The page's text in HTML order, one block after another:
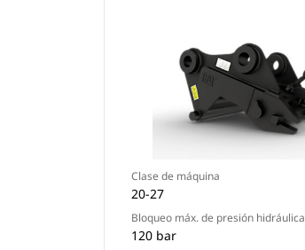
Clase de máquina
20-27
Bloqueo máx. de presión hidráulica
120 bar